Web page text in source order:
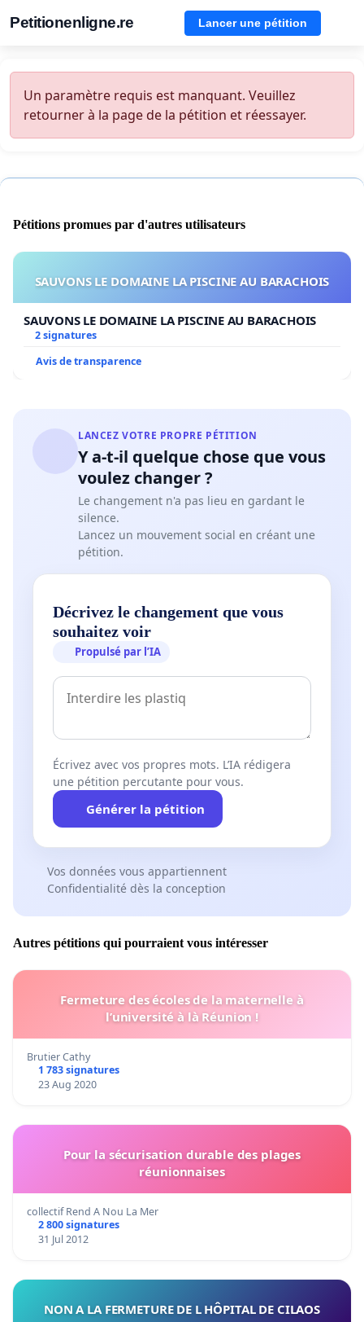
Petitionenligne.re Lancer une pétition
Un paramètre requis est manquant. Veuillez
retourner à la page de la pétition et réessayer.
Pétitions promues par d'autres utilisateurs
SAUVONS LE DOMAINE LA PISCINE AU BARACHOIS
SAUVONS LE DOMAINE LA PISCINE AU BARACHOIS
2 signatures
Avis de transparence
LANCEZ VOTRE PROPRE PÉTITION
Y a-t-il quelque chose que vous
voulez changer ?
Le changement n'a pas lieu en gardant le
silence.
Lancez un mouvement social en créant une
pétition.
Décrivez le changement que vous
souhaitez voir
Propulsé par l’IA
Écrivez avec vos propres mots. L’IA rédigera
une pétition percutante pour vous.
Générer la pétition
Vos données vous appartiennent
Confidentialité dès la conception
Autres pétitions qui pourraient vous intéresser
Fermeture des écoles de la maternelle à
l’université à là Réunion !
Brutier Cathy
1 783 signatures
23 Aug 2020
Pour la sécurisation durable des plages
réunionnaises
collectif Rend A Nou La Mer
2 800 signatures
31 Jul 2012
NON A LA FERMETURE DE L HÔPITAL DE CILAOS